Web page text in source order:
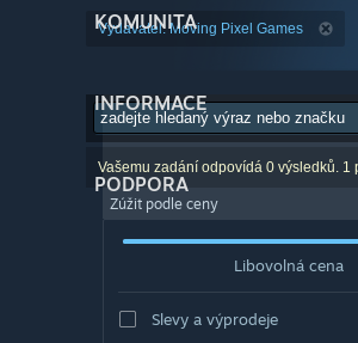
KOMUNITA
INFORMACE
PODPORA
Vydavatel: Moving Pixel Games
Vašemu zadání odpovídá 0 výsledků.
Zúžit podle ceny
Libovolná cena
Slevy a výprodeje